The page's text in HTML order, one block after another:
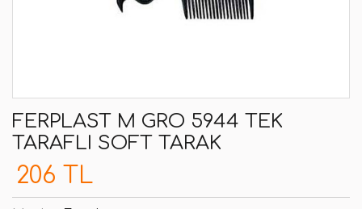
FERPLAST M GRO 5944 TEK
TARAFLI SOFT TARAK
206 TL